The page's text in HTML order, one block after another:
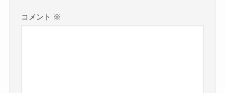
コメント ※